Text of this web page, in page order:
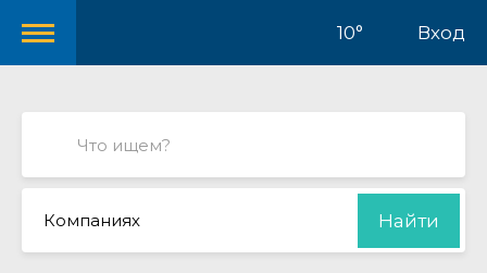
10° Вход
Компаниях Найти